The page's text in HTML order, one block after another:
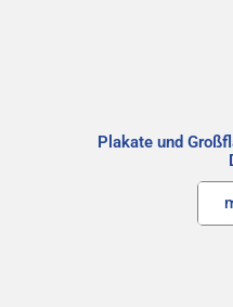
Plakate und